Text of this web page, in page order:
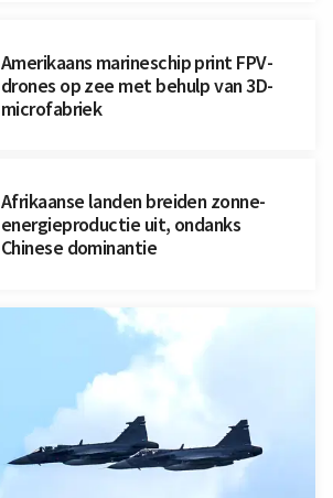
Amerikaans marineschip print FPV-
drones op zee met behulp van 3D-
microfabriek
Afrikaanse landen breiden zonne-
energieproductie uit, ondanks
Chinese dominantie